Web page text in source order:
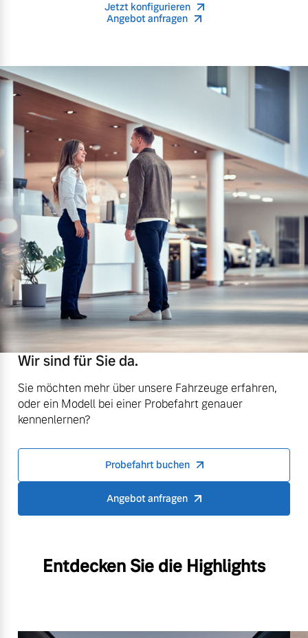
Jetzt konfigurieren
Angebot anfragen
Wir sind für Sie da.
Sie möchten mehr über unsere Fahrzeuge erfahren,
oder ein Modell bei einer Probefahrt genauer
kennenlernen?
Probefahrt buchen
Angebot anfragen
Entdecken Sie die Highlights